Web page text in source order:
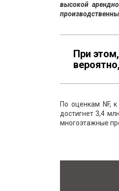
высокой
При
По оценкам NF,
достигнет 3,4
многоэтажные